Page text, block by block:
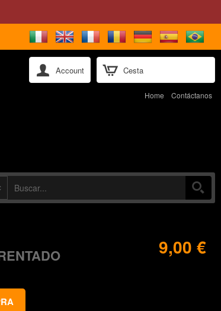
Cesta
Account
Home Contáctanos
9,00 €